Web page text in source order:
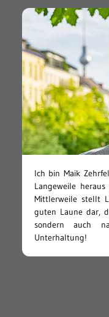
Ich bin Maik
Langeweile
Mittlerweile stellt
guten Laune dar,
sondern auch
Unterhaltung!